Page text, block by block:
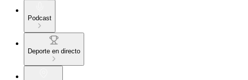
Podcast
Deporte en directo